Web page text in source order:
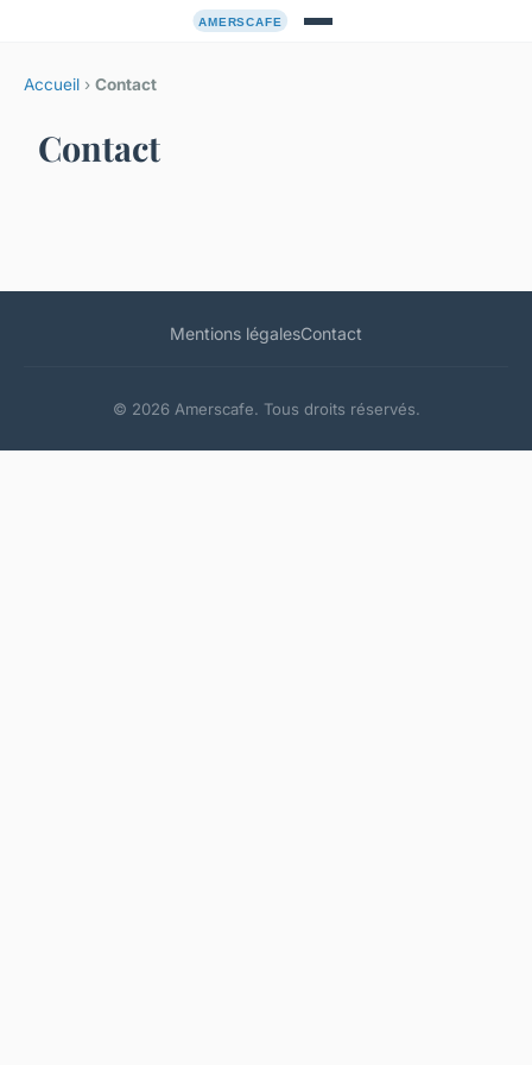
Accueil › Contact
Contact
Mentions légalesContact
© 2026 Amerscafe. Tous droits réservés.